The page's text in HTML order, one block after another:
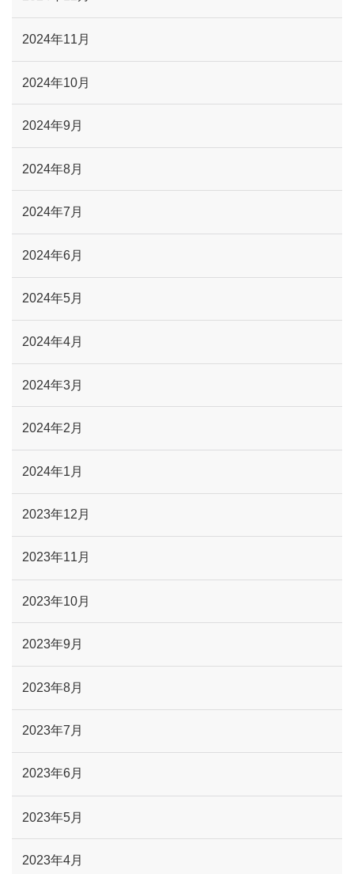
2024年11月
2024年10月
2024年9月
2024年8月
2024年7月
2024年6月
2024年5月
2024年4月
2024年3月
2024年2月
2024年1月
2023年12月
2023年11月
2023年10月
2023年9月
2023年8月
2023年7月
2023年6月
2023年5月
2023年4月